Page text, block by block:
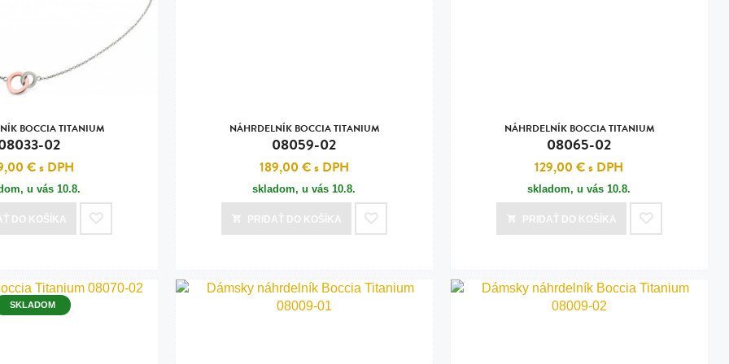
oceľ, silikón,
perla
oceľ
oceľ
oceľ
BOCCIA TITANIUM
02
€s DPH
u vás 10.8.
DO KOŠÍKA
NÁHRDELNÍK BOCCIA TITANIUM
08059-02
189,00 €s DPH
skladom, u vás 10.8.
PRIDAŤDO KOŠÍKA
NÁHRDELNÍK BOCCIA TITANIUM
08065-02
129,00 €s DPH
skladom, u vás 10.8.
PRIDAŤDO KOŠÍKA
SKLADOM